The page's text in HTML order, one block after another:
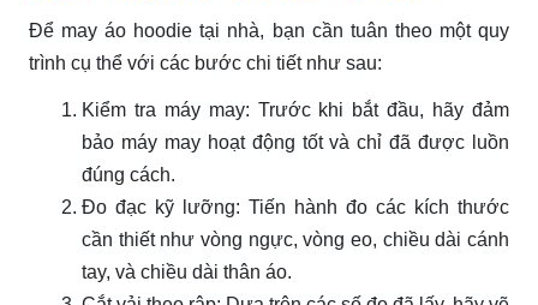
Để may áo hoodie tại nhà, bạn cần tuân theo một quy
trình cụ thể với các bước chi tiết như sau:
Kiểm tra máy may: Trước khi bắt đầu, hãy đảm
bảo máy may hoạt động tốt và chỉ đã được luồn
đúng cách.
Đo đạc kỹ lưỡng: Tiến hành đo các kích thước
cần thiết như vòng ngực, vòng eo, chiều dài cánh
tay, và chiều dài thân áo.